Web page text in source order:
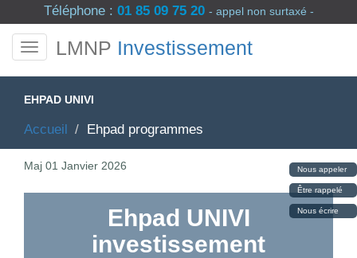
Téléphone : 01 85 09 75 20 - appel non surtaxé -
Nous appeler
Être rappelé
Nous écrire
LMNP Investissement
EHPAD UNIVI
Accueil Ehpad programmes
Maj 01 Janvier 2026
Ehpad UNIVI
investissement